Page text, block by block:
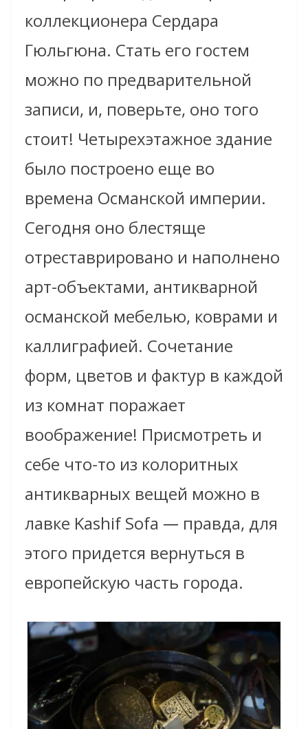
коллекционера Сердара
Гюльгюна. Стать его гостем
можно по предварительной
записи, и, поверьте, оно того
стоит! Четырехэтажное здание
было построено еще во
времена Османской империи.
Сегодня оно блестяще
отреставрировано и наполнено
арт-объектами, антикварной
османской мебелью, коврами и
каллиграфией. Сочетание
форм, цветов и фактур в каждой
из комнат поражает
воображение! Присмотреть и
себе что-то из колоритных
антикварных вещей можно в
лавке Kashif Sofa — правда, для
этого придется вернуться в
европейскую часть города.